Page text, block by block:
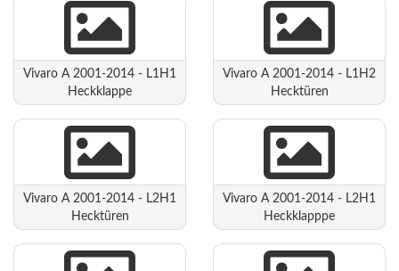
Vivaro A 2001-2014 - L1H1
Heckklappe
Vivaro A 2001-2014 - L1H2
Hecktüren
Vivaro A 2001-2014 - L2H1
Hecktüren
Vivaro A 2001-2014 - L2H1
Heckklapppe